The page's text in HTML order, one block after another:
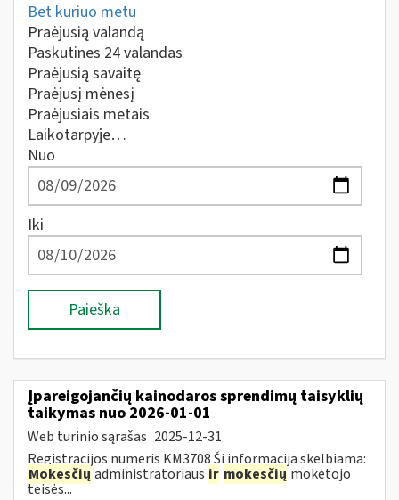
Bet kuriuo metu
Praėjusią valandą
Paskutines 24 valandas
Praėjusią savaitę
Praėjusį mėnesį
Praėjusiais metais
Laikotarpyje…
Nuo
Iki
Paieška
Įpareigojančių kainodaros sprendimų taisyklių
taikymas nuo 2026-01-01
Web turinio sąrašas 2025-12-31
Registracijos numeris KM3708 Ši informacija skelbiama:
Mokesčių administratoriaus ir mokesčių mokėtojo
teisės...